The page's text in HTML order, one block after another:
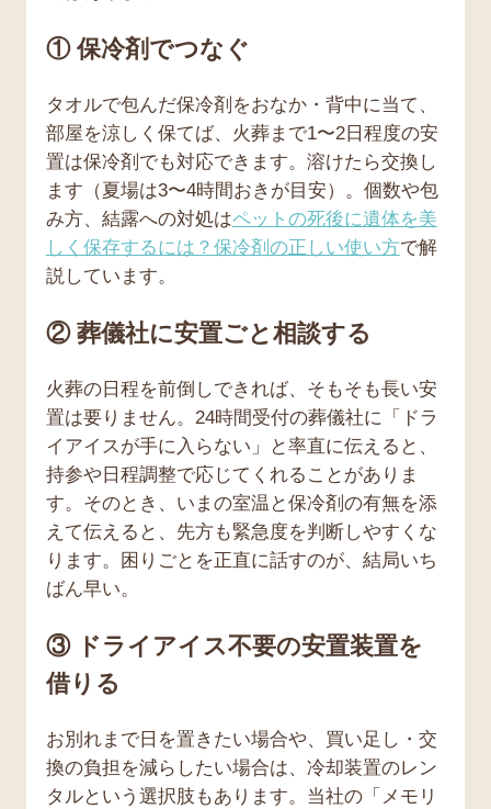
① 保冷剤でつなぐ
タオルで包んだ保冷剤をおなか・背中に当て、
部屋を涼しく保てば、火葬まで1〜2日程度の安
置は保冷剤でも対応できます。溶けたら交換し
ます（夏場は3〜4時間おきが目安）。個数や包
み方、結露への対処はペットの死後に遺体を美
しく保存するには？保冷剤の正しい使い方で解
説しています。
② 葬儀社に安置ごと相談する
火葬の日程を前倒しできれば、そもそも長い安
置は要りません。24時間受付の葬儀社に「ドラ
イアイスが手に入らない」と率直に伝えると、
持参や日程調整で応じてくれることがありま
す。そのとき、いまの室温と保冷剤の有無を添
えて伝えると、先方も緊急度を判断しやすくな
ります。困りごとを正直に話すのが、結局いち
ばん早い。
③ ドライアイス不要の安置装置を
借りる
お別れまで日を置きたい場合や、買い足し・交
換の負担を減らしたい場合は、冷却装置のレン
タルという選択肢もあります。当社の「メモリ